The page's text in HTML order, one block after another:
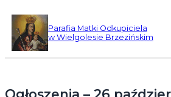
treści
Parafia Matki Odkupiciela
w Wielgolesie Brzezińskim